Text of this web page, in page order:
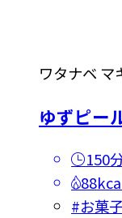
ワタナベ マ
ゆずピー
150
#お菓